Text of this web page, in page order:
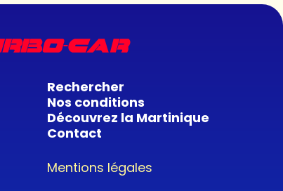
Rechercher
Nos conditions
Découvrez la Martinique
Contact
Mentions légales